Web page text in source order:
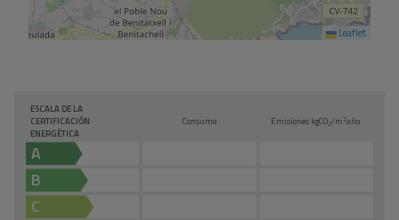
Leaflet
ESCALA DE LA
CERTIFICACIÓN
ENERGÉTICA
Consumo Emisiones kgCO2/m2año
A
B
C